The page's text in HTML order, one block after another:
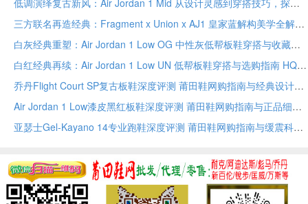
低调演绎复古新风：Air Jordan 1 Mid 从设计灵感到穿搭技巧，探索中帮板鞋的日常与文化魅力
三方联名再造经典：Fragment x Union x AJ1 皇家蓝解构美学全解析
白灰经典重塑：Air Jordan 1 Low OG 中性灰低帮板鞋穿搭与收藏解析
白红经典再续：Air Jordan 1 Low UN 低帮板鞋穿搭与选购指南 HQ6998-600
乔丹Flight Court SP复古板鞋深度评测 莆田鞋网购指南与经典设计解析
Air Jordan 1 Low漆皮黑红板鞋深度评测 莆田鞋网购指南与正品细节对比
亚瑟士Gel-Kayano 14专业跑鞋深度评测 莆田鞋网购指南与缓震科技全解析